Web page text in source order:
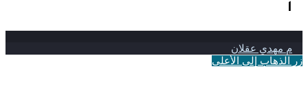
ا
م مهدي عقلان
زر الذهاب إلى الأعلى